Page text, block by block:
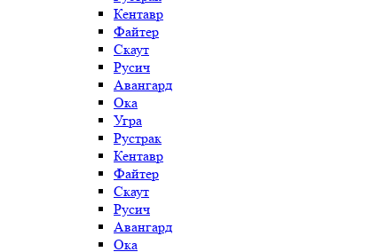
Кентавр
Файтер
Скаут
Русич
Авангард
Ока
Угра
Рустрак
Кентавр
Файтер
Скаут
Русич
Авангард
Ока